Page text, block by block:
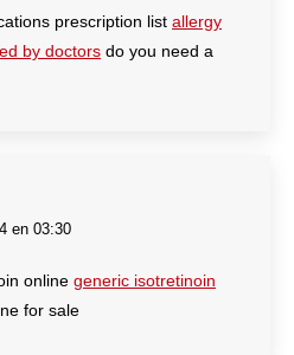
prescription list allergy
by doctors do you need a
en 03:30
online generic isotretinoin
for sale